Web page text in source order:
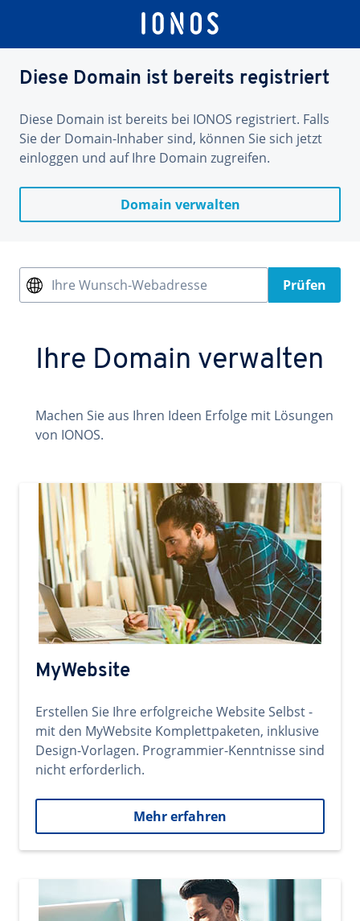
Diese Domain ist bereits registriert
Diese Domain ist bereits bei IONOS registriert. Falls
Sie der Domain-Inhaber sind, können Sie sich jetzt
einloggen und auf Ihre Domain zugreifen.
Domain verwalten
Ihre Wunsch-Webadresse Prüfen
Ihre Domain verwalten
Machen Sie aus Ihren Ideen Erfolge mit Lösungen
von IONOS.
MyWebsite
Erstellen Sie Ihre erfolgreiche Website Selbst -
mit den MyWebsite Komplettpaketen, inklusive
Design-Vorlagen. Programmier-Kenntnisse sind
nicht erforderlich.
Mehr erfahren